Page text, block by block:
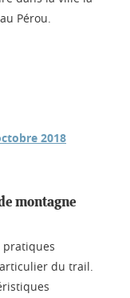
Pérou.
2018
montagne
pratiques
du trail.